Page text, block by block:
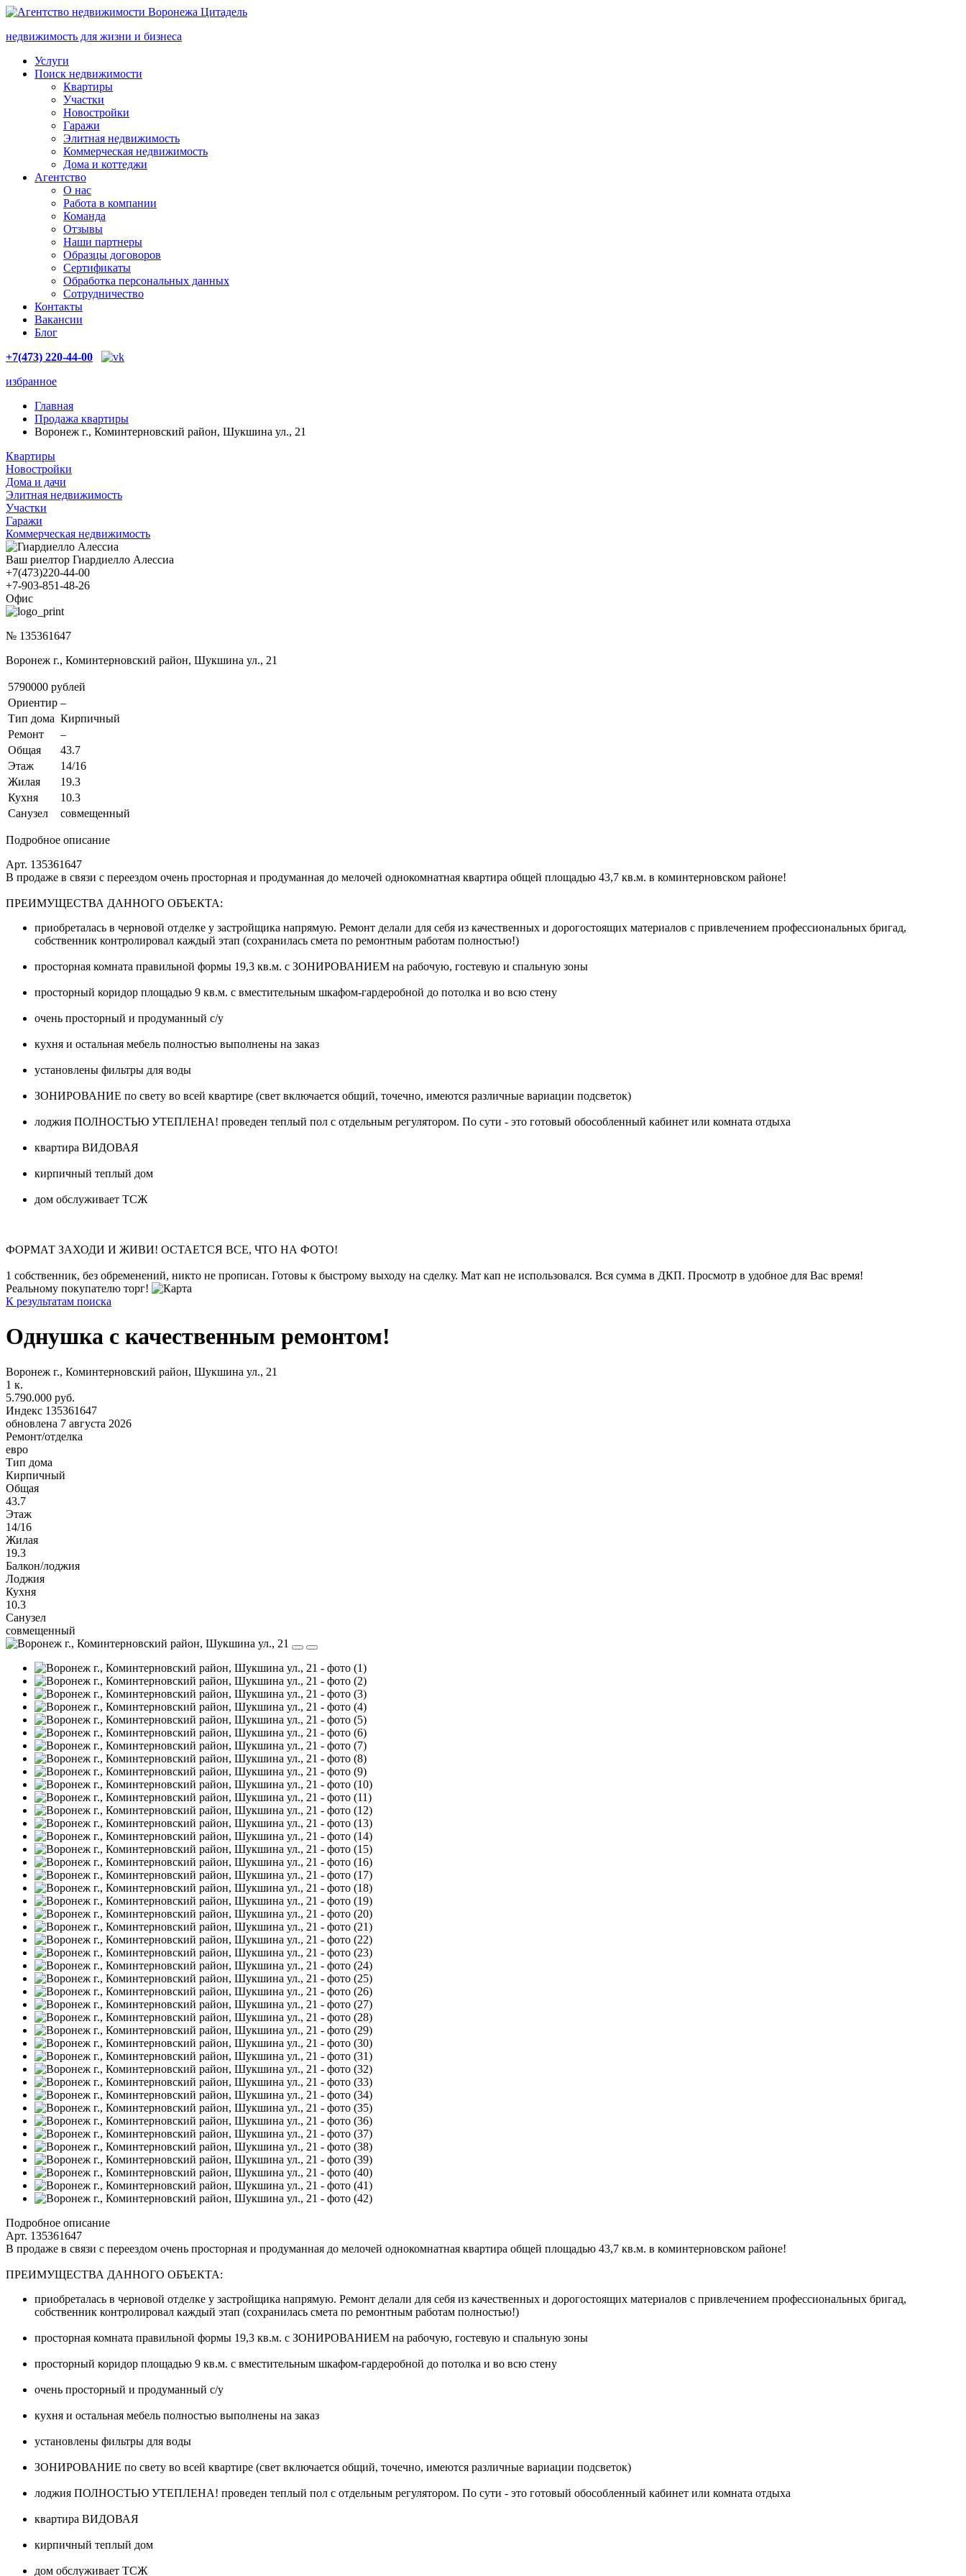
недвижимость для жизни и бизнеса
Услуги
Поиск недвижимости
Квартиры
Участки
Новостройки
Гаражи
Элитная недвижимость
Коммерческая недвижимость
Дома и коттеджи
Агентство
О нас
Работа в компании
Команда
Отзывы
Наши партнеры
Образцы договоров
Сертификаты
Обработка персональных данных
Сотрудничество
Контакты
Вакансии
Блог
+7(473) 220-44-00
избранное
Главная
Продажа квартиры
Воронеж г., Коминтерновский район, Шукшина ул., 21
Квартиры
Новостройки
Дома и дачи
Элитная недвижимость
Участки
Гаражи
Коммерческая недвижимость
Ваш риелтор Гиардиелло Алессиа
+7(473)220-44-00
+7-903-851-48-26
Офис
№ 135361647
Воронеж г., Коминтерновский район, Шукшина ул., 21
5790000 рублей
Ориентир –
Тип дома Кирпичный
Ремонт
–
Общая
43.7
Этаж
14/16
Жилая
19.3
Кухня
10.3
Санузел
совмещенный
Подробное описание
Арт. 135361647
В продаже в связи с переездом очень просторная и продуманная до мелочей однокомнатная квартира общей площадью 43,7 кв.м. в коминтерновском районе!
ПРЕИМУЩЕСТВА ДАННОГО ОБЪЕКТА:
приобреталась в черновой отделке у застройщика напрямую. Ремонт делали для себя из качественных и дорогостоящих материалов с привлечением профессиональных бригад,
собственник контролировал каждый этап (сохранилась смета по ремонтным работам полностью!)
просторная комната правильной формы 19,3 кв.м. с ЗОНИРОВАНИЕМ на рабочую, гостевую и спальную зоны
просторный коридор площадью 9 кв.м. с вместительным шкафом-гардеробной до потолка и во всю стену
очень просторный и продуманный с/у
кухня и остальная мебель полностью выполнены на заказ
установлены фильтры для воды
ЗОНИРОВАНИЕ по свету во всей квартире (свет включается общий, точечно, имеются различные вариации подсветок)
лоджия ПОЛНОСТЬЮ УТЕПЛЕНА! проведен теплый пол с отдельным регулятором. По сути - это готовый обособленный кабинет или комната отдыха
квартира ВИДОВАЯ
кирпичный теплый дом
дом обслуживает ТСЖ
ФОРМАТ ЗАХОДИ И ЖИВИ! ОСТАЕТСЯ ВСЕ, ЧТО НА ФОТО!
1 собственник, без обременений, никто не прописан. Готовы к быстрому выходу на сделку. Мат кап не использовался. Вся сумма в ДКП. Просмотр в удобное для Вас время!
Реальному покупателю торг!
К результатам поиска
Однушка с качественным ремонтом!
Воронеж г., Коминтерновский район, Шукшина ул., 21
1 к.
5.790.000 руб.
Индекс 135361647
обновлена 7 августа 2026
Ремонт/отделка
евро
Тип дома
Кирпичный
Общая
43.7
Этаж
14/16
Жилая
19.3
Балкон/лоджия
Лоджия
Кухня
10.3
Санузел
совмещенный
Подробное описание
Арт. 135361647
В продаже в связи с переездом очень просторная и продуманная до мелочей однокомнатная квартира общей площадью 43,7 кв.м. в коминтерновском районе!
ПРЕИМУЩЕСТВА ДАННОГО ОБЪЕКТА:
приобреталась в черновой отделке у застройщика напрямую. Ремонт делали для себя из качественных и дорогостоящих материалов с привлечением профессиональных бригад,
собственник контролировал каждый этап (сохранилась смета по ремонтным работам полностью!)
просторная комната правильной формы 19,3 кв.м. с ЗОНИРОВАНИЕМ на рабочую, гостевую и спальную зоны
просторный коридор площадью 9 кв.м. с вместительным шкафом-гардеробной до потолка и во всю стену
очень просторный и продуманный с/у
кухня и остальная мебель полностью выполнены на заказ
установлены фильтры для воды
ЗОНИРОВАНИЕ по свету во всей квартире (свет включается общий, точечно, имеются различные вариации подсветок)
лоджия ПОЛНОСТЬЮ УТЕПЛЕНА! проведен теплый пол с отдельным регулятором. По сути - это готовый обособленный кабинет или комната отдыха
квартира ВИДОВАЯ
кирпичный теплый дом
дом обслуживает ТСЖ